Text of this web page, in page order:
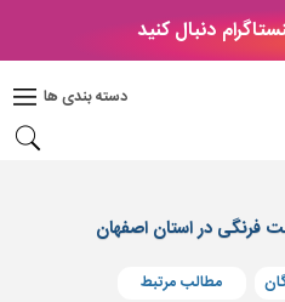
دنبال کنید
دسته بندی ها
فرنگی در استان اصفهان
مطالب مرتبط